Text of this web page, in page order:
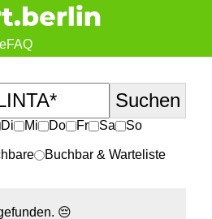
FAQ
Di Mi Do Fr Sa
So
Buchbar & Warteliste
😔